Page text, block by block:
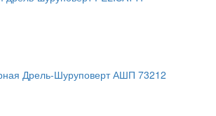
Дрель-Шуруповерт АШП 73212